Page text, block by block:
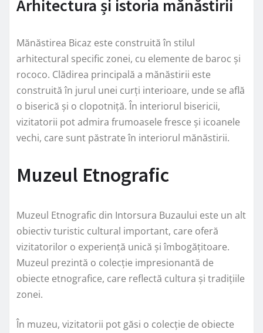
Arhitectura și istoria mănăstirii
Mănăstirea Bicaz este construită în stilul
arhitectural specific zonei, cu elemente de baroc și
rococo. Clădirea principală a mănăstirii este
construită în jurul unei curți interioare, unde se află
o biserică și o clopotniță. În interiorul bisericii,
vizitatorii pot admira frumoasele fresce și icoanele
vechi, care sunt păstrate în interiorul mănăstirii.
Muzeul Etnografic
Muzeul Etnografic din Intorsura Buzaului este un alt
obiectiv turistic cultural important, care oferă
vizitatorilor o experiență unică și îmbogățitoare.
Muzeul prezintă o colecție impresionantă de
obiecte etnografice, care reflectă cultura și tradițiile
zonei.
În muzeu, vizitatorii pot găsi o colecție de obiecte